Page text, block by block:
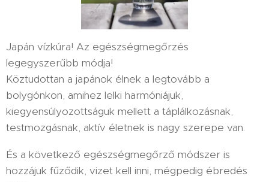
Japán vízkúra! Az egészségmegőrzés
legegyszerűbb módja!
Köztudottan a japánok élnek a legtovább a
bolygónkon, amihez lelki harmóniájuk,
kiegyensúlyozottságuk mellett a táplálkozásnak,
testmozgásnak, aktív életnek is nagy szerepe van.
És a következő egészségmegőrző módszer is
hozzájuk fűződik, vizet kell inni, mégpedig ébredés